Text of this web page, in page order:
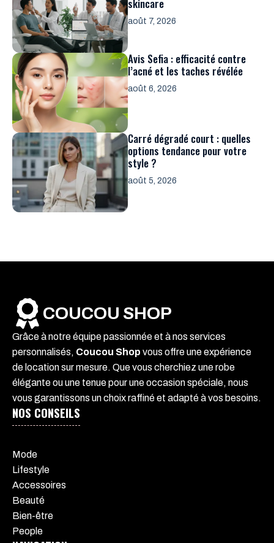
skincare
août 7, 2026
Avis Sefia : efficacité contre
l’acné et les taches révélée
août 6, 2026
Carré dégradé court : quelles
options tendance pour votre
style ?
août 5, 2026
COUCOU SHOP
Grâce à notre équipe passionnée et à nos services
personnalisés, Coucou Shop vous offre une expérience
de location sur mesure. Que vous cherchiez une robe
élégante ou une tenue pour une occasion spéciale, nous
vous garantissons un choix raffiné et adapté à vos besoins.
NOS CONSEILS
Mode
Lifestyle
Accessoires
Beauté
Bien-être
People